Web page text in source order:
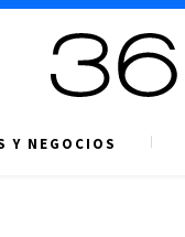
Y NEGOCIOS